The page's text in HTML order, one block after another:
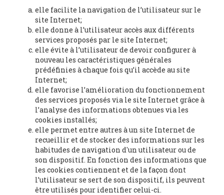
elle facilite la navigation de l’utilisateur sur le
site Internet;
elle donne à l’utilisateur accès aux différents
services proposés par le site Internet;
elle évite à l’utilisateur de devoir configurer à
nouveau les caractéristiques générales
prédéfinies à chaque fois qu’il accède au site
Internet;
elle favorise l’amélioration du fonctionnement
des services proposés via le site Internet grâce à
l’analyse des informations obtenues via les
cookies installés;
elle permet entre autres à un site Internet de
recueillir et de stocker des informations sur les
habitudes de navigation d'un utilisateur ou de
son dispositif. En fonction des informations que
les cookies contiennent et de la façon dont
l’utilisateur se sert de son dispositif, ils peuvent
être utilisés pour identifier celui-ci.